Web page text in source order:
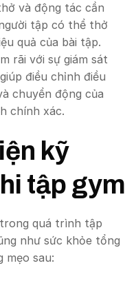
và động tác cần
tập có thể thở
quả của bài tập.
rãi với sự giám sát
điều chỉnh điều
chuyển động của
chính xác.
kỹ
tập gym
quá trình tập
như sức khỏe tổng
mẹo sau: